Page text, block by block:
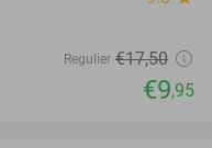
Regulier €17,50
€9,95